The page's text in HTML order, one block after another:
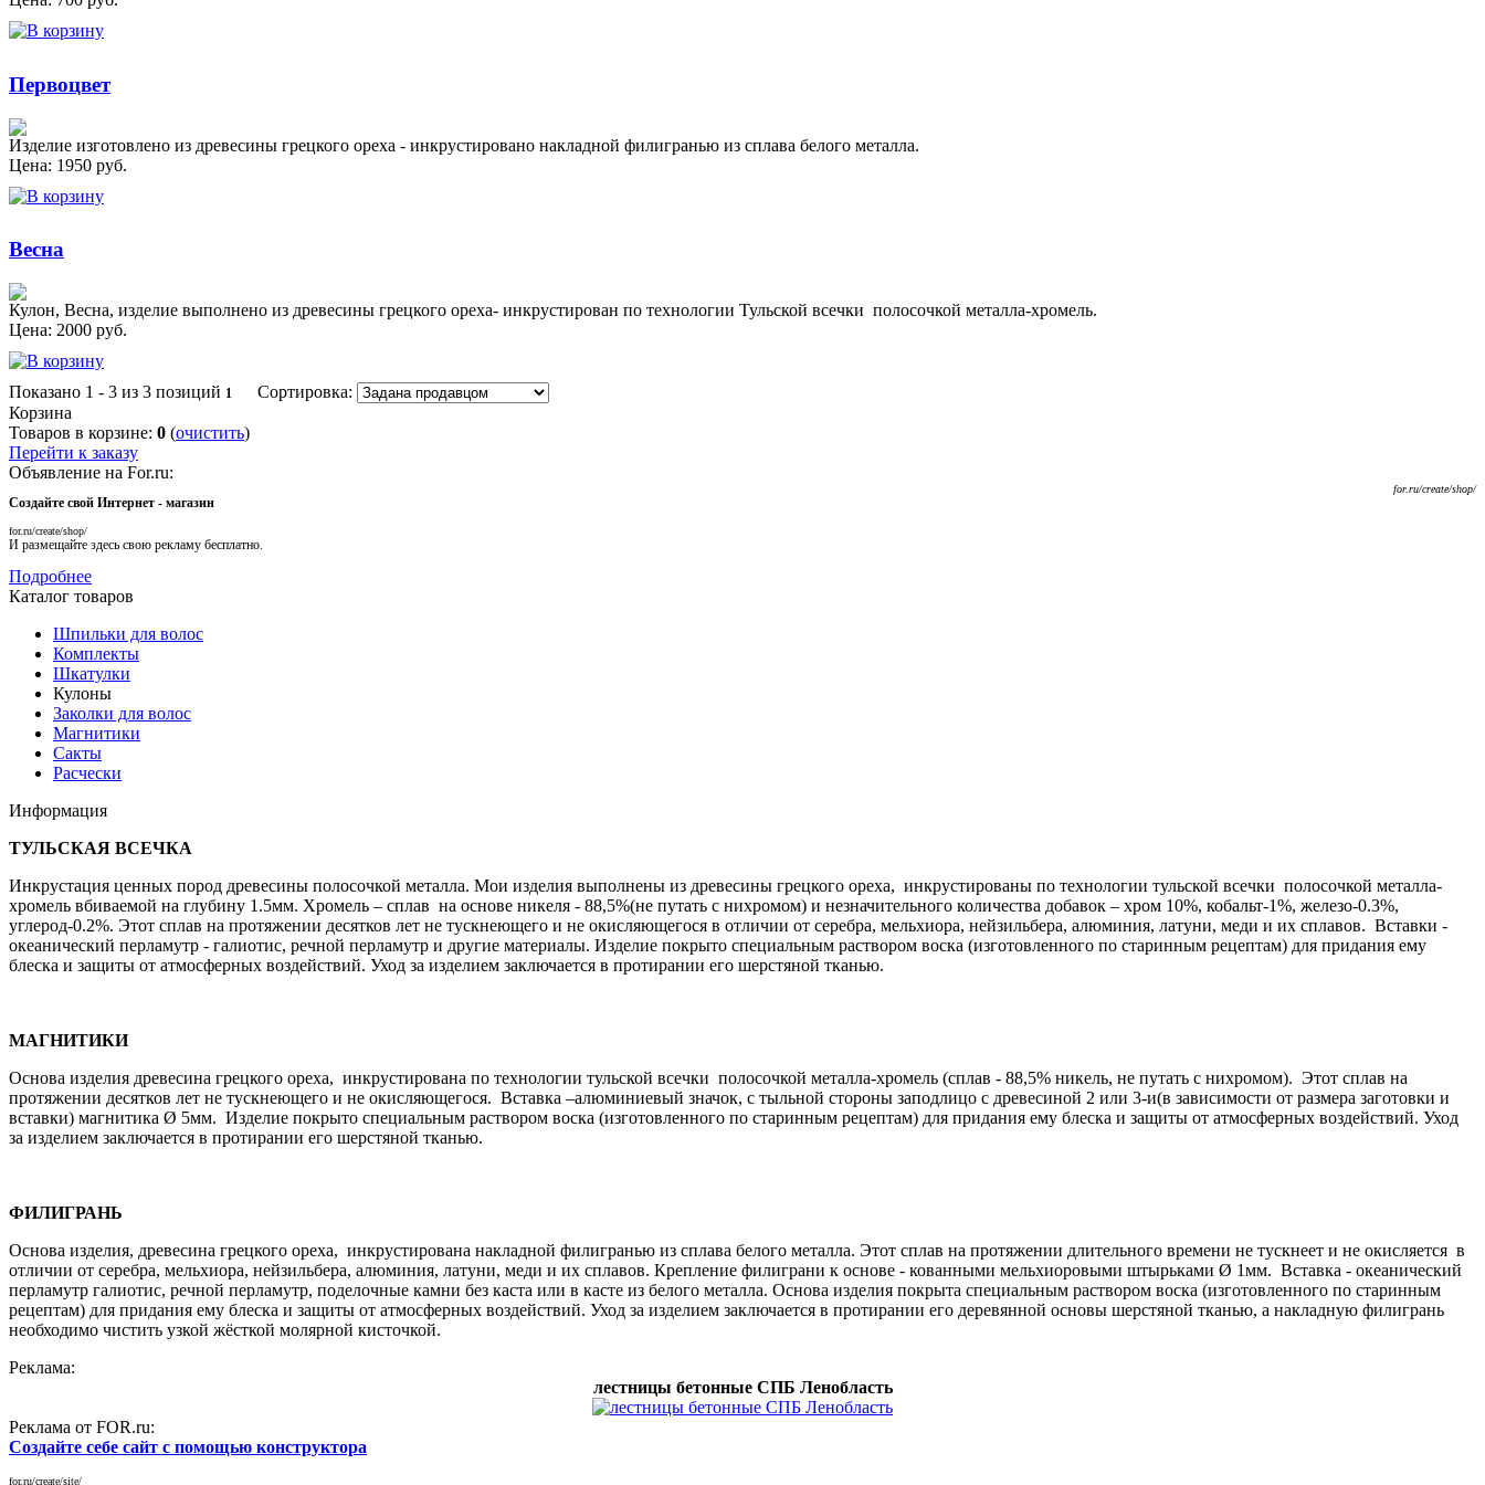
Первоцвет
Изделие изготовлено из древесины грецкого ореха - инкрустировано накладной филигранью из сплава белого металла.
Цена: 1950 руб.
Весна
Кулон, Весна, изделие выполнено из древесины грецкого ореха- инкрустирован по технологии Тульской всечки полосочкой металла-хромель.
Цена: 2000 руб.
Показано 1 - 3 из 3 позиций 1
Сортировка:
Корзина
Товаров в корзине: 0 (очистить)
Перейти к заказу
Объявление на For.ru:
for.ru/create/shop/
Создайте свой Интернет - магазин
for.ru/create/shop/
И размещайте здесь свою рекламу бесплатно.
Подробнее
Каталог товаров
Шпильки для волос
Комплекты
Шкатулки
Кулоны
Заколки для волос
Магнитики
Сакты
Расчески
Информация
ТУЛЬСКАЯ ВСЕЧКА
Инкрустация ценных пород древесины полосочкой металла. Мои изделия выполнены из древесины грецкого ореха, инкрустированы по технологии тульской всечки полосочкой металла-
хромель вбиваемой на глубину 1.5мм. Хромель – сплав на основе никеля - 88,5%(не путать с нихромом) и незначительного количества добавок – хром 10%, кобальт-1%, железо-0.3%,
углерод-0.2%. Этот сплав на протяжении десятков лет не тускнеющего и не окисляющегося в отличии от серебра, мельхиора, нейзильбера, алюминия, латуни, меди и их сплавов. Вставки -
океанический перламутр - галиотис, речной перламутр и другие материалы. Изделие покрыто специальным раствором воска (изготовленного по старинным рецептам) для придания ему
блеска и защиты от атмосферных воздействий. Уход за изделием заключается в протирании его шерстяной тканью.
МАГНИТИКИ
Основа изделия древесина грецкого ореха, инкрустирована по технологии тульской всечки полосочкой металла-хромель (сплав - 88,5% никель, не путать с нихромом). Этот сплав на
протяжении десятков лет не тускнеющего и не окисляющегося. Вставка –алюминиевый значок, с тыльной стороны заподлицо с древесиной 2 или 3-и(в зависимости от размера заготовки и
вставки) магнитика Ø 5мм. Изделие покрыто специальным раствором воска (изготовленного по старинным рецептам) для придания ему блеска и защиты от атмосферных воздействий. Уход
за изделием заключается в протирании его шерстяной тканью.
ФИЛИГРАНЬ
Основа изделия, древесина грецкого ореха, инкрустирована накладной филигранью из сплава белого металла. Этот сплав на протяжении длительного времени не тускнеет и не окисляется в
отличии от серебра, мельхиора, нейзильбера, алюминия, латуни, меди и их сплавов. Крепление филиграни к основе - кованными мельхиоровыми штырьками Ø 1мм. Вставка - океанический
перламутр галиотис, речной перламутр, поделочные камни без каста или в касте из белого металла. Основа изделия покрыта специальным раствором воска (изготовленного по старинным
рецептам) для придания ему блеска и защиты от атмосферных воздействий. Уход за изделием заключается в протирании его деревянной основы шерстяной тканью, а накладную филигрань
необходимо чистить узкой жёсткой молярной кисточкой.
Реклама:
лестницы бетонные СПБ Ленобласть
Реклама от FOR.ru:
Создайте себе сайт с помощью конструктора
for.ru/create/site/